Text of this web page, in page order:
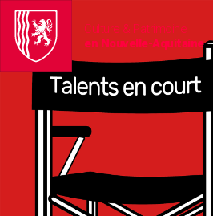
Culture & Patrimoine
en Nouvelle-Aquitaine